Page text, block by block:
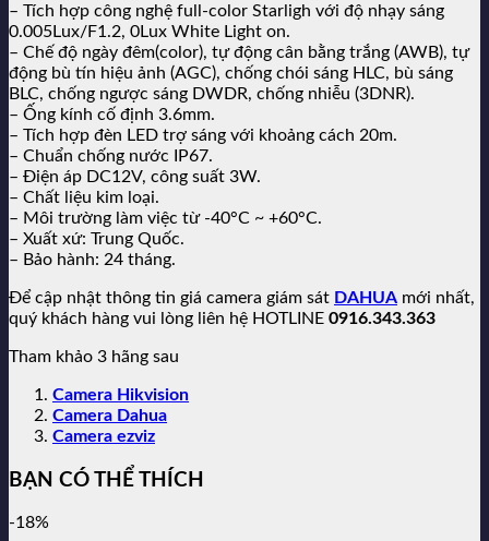
– Tích hợp công nghệ full-color Starligh với độ nhạy sáng
0.005Lux/F1.2, 0Lux White Light on.
– Chế độ ngày đêm(color), tự động cân bằng trắng (AWB), tự
động bù tín hiệu ảnh (AGC), chống chói sáng HLC, bù sáng
BLC, chống ngược sáng DWDR, chống nhiễu (3DNR).
– Ống kính cố định 3.6mm.
– Tích hợp đèn LED trợ sáng với khoảng cách 20m.
– Chuẩn chống nước IP67.
– Điện áp DC12V, công suất 3W.
– Chất liệu kim loại.
– Môi trường làm việc từ -40°C ~ +60°C.
– Xuất xứ: Trung Quốc.
– Bảo hành: 24 tháng.
Để cập nhật thông tin giá camera giám sát DAHUA mới nhất,
quý khách hàng vui lòng liên hệ HOTLINE 0916.343.363
Tham khảo 3 hãng sau
Camera Hikvision
Camera Dahua
Camera ezviz
BẠN CÓ THỂ THÍCH
-18%